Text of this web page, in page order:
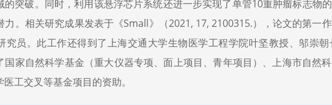
的突破。同时，利用该悬浮芯片系统还进一步实现了单管10重肿瘤标志物
力。相关研究成果发表于《Small》（2021, 17, 2100315.），论文的第一
究员。此工作还得到了上海交通大学生物医学工程学院叶坚教授、邬崇
国家自然科学基金（重大仪器专项、面上项目、青年项目）、上海市自然
工交叉等基金项目的资助。